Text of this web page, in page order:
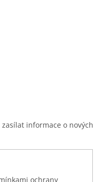
informace o nových
ochrany